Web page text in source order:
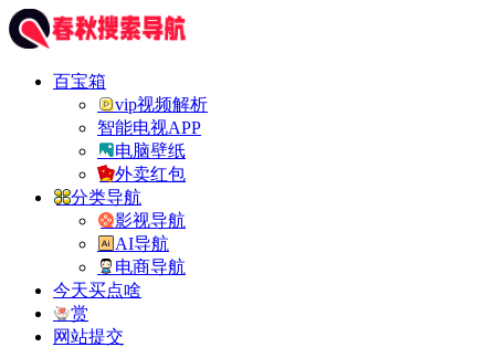
百宝箱
vip视频解析
智能电视APP
电脑壁纸
外卖红包
分类导航
影视导航
AI导航
电商导航
今天买点啥
赏
网站提交